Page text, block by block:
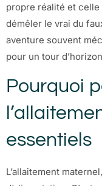
propre réalité et celle
démêler le vrai du
aventure souvent
pour un tour
Pourquoi
essentiels
L’allaitement